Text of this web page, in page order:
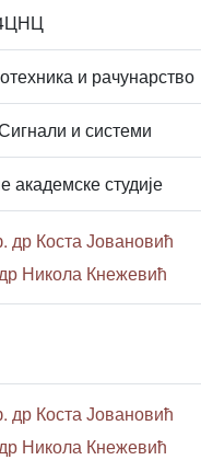
и рачунарство
и системи
академске студије
др Коста Јовановић
Никола Кнежевић
др Коста Јовановић
Никола Кнежевић